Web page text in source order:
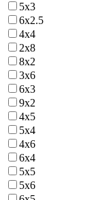
5х3
6х2.5
4х4
2х8
8х2
3х6
6х3
9х2
4х5
5х4
4х6
6х4
5х5
5х6